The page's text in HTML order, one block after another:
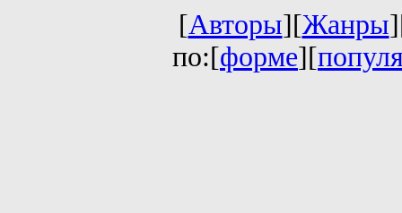
[Авторы][Жанры
по:[форме][